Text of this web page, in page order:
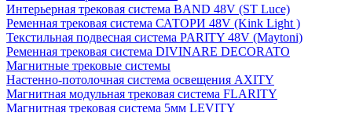
Интерьерная трековая система BAND 48V (ST Luce)
Ременная трековая система САТОРИ 48V (Kink Light )
Текстильная подвесная система PARITY 48V (Maytoni)
Ременная трековая система DIVINARE DECORATO
Магнитные трековые системы
Настенно-потолочная система освещения AXITY
Магнитная модульная трековая система FLARITY
Магнитная трековая система 5мм LEVITY